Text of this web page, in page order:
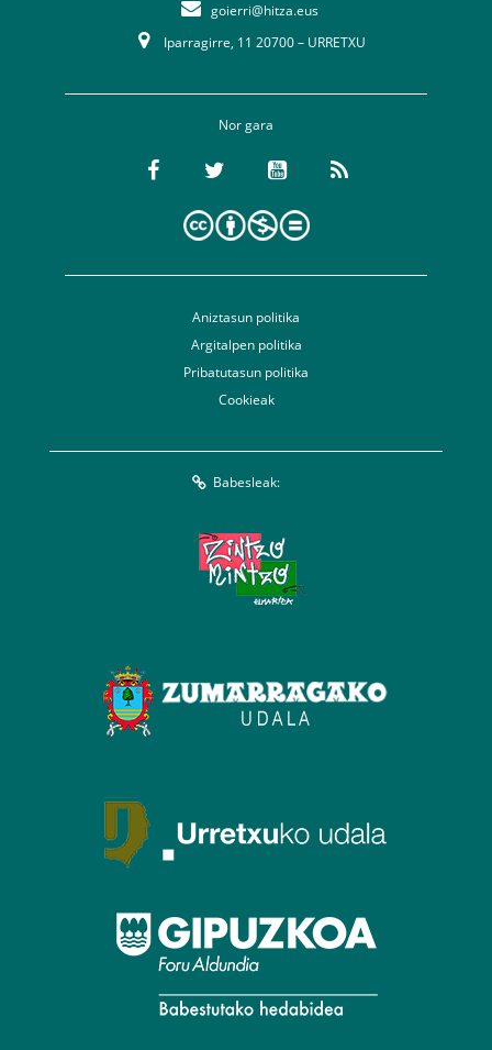
goierri@hitza.eus
Iparragirre, 11 20700 – URRETXU
Nor gara
Aniztasun politika
Argitalpen politika
Pribatutasun politika
Cookieak
Babesleak: